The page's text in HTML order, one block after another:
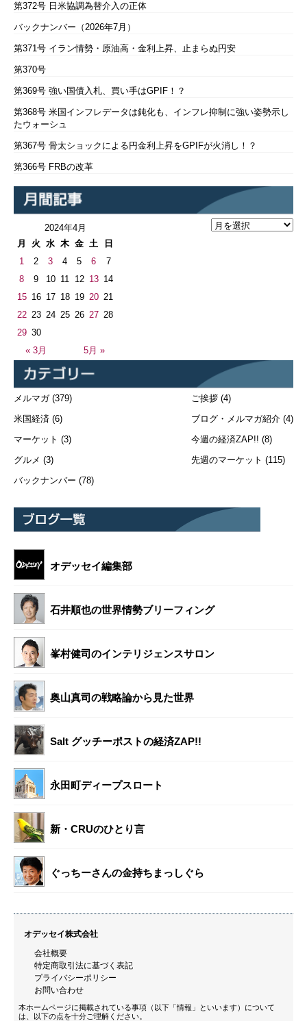
第372号 日米協調為替介入の正体
バックナンバー（2026年7月）
第371号 イラン情勢・原油高・金利上昇、止まらぬ円安
第370号
第369号 強い国債入札、買い手はGPIF！？
第368号 米国インフレデータは鈍化も、インフレ抑制に強い姿勢示し
たウォーシュ
第367号 骨太ショックによる円金利上昇をGPIFが火消し！？
第366号 FRBの改革
2024年4月
月
火 水 木 金 土 日
« 3月 5月 »
1 2 3 4 5 6
7
8
9 10 11 12 13 14
15 16 17 18 19 20 21
22 23 24 25 26 27 28
29 30
メルマガ(379)
米国経済 (6)
マーケット (3)
グルメ (3)
バックナンバー (78)
ご挨拶 (4)
ブログ・メルマガ紹介 (4)
今週の経済ZAP!! (8)
先週のマーケット (115)
オデッセイ編集部
石井順也の世界情勢ブリーフィング
峯村健司のインテリジェンスサロン
奥山真司の戦略論から見た世界
Salt グッチーポストの経済ZAP!!
永田町ディープスロート
新・CRUのひとり言
ぐっちーさんの金持ちまっしぐら
オデッセイ株式会社
会社概要
特定商取引法に基づく表記
プライバシーポリシー
お問い合わせ
本ホームページに掲載されている事項（以下「情報」といいます）について
は、以下の点を十分ご理解ください。